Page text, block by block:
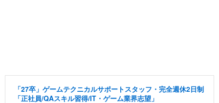
「27卒」ゲームテクニカルサポートスタッフ・完全週休2日制
「正社員/QAスキル習得/IT・ゲーム業界志望」